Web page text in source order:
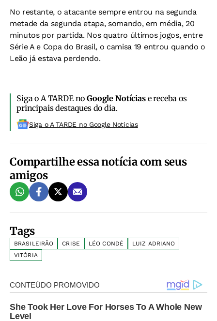
No restante, o atacante sempre entrou na segunda
metade da segunda etapa, somando, em média, 20
minutos por partida. Nos quatro últimos jogos, entre
Série A e Copa do Brasil, o camisa 19 entrou quando o
Leão já estava perdendo.
Siga o A TARDE noGoogle Notíciase receba os
principais destaques do dia.
Siga o A TARDE no Google Noticias
Compartilhe essa notícia com seus
amigos
Tags
BRASILEIRÃO CRISE LÉO CONDÉ
LUIZ ADRIANO
VITÓRIA